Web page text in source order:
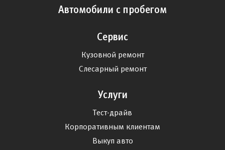
Автомобили с пробегом
Сервис
Кузовной ремонт
Слесарный ремонт
Услуги
Тест-драйв
Корпоративным клиентам
Выкуп авто